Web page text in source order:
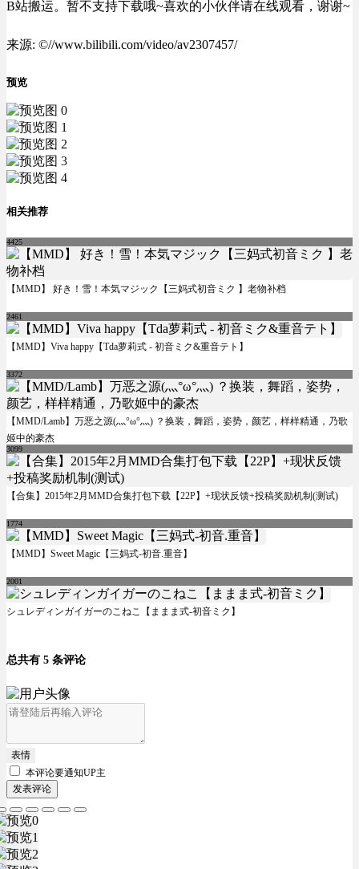
B站搬运。暂不支持下载哦~喜欢的小伙伴请在线观看，谢谢~
来源: ©//www.bilibili.com/video/av2307457/
预览
相关推荐
4425
【MMD】 好き！雪！本気マジック【三妈式初音ミク 】老物补档
2461
【MMD】Viva happy【Tda萝莉式 - 初音ミク&重音テト】
3372
【MMD/Lamb】万恶之源(灬°ω°灬) ？换装，舞蹈，姿势，颜艺，样样精通，乃歌
姬中的豪杰
3099
【合集】2015年2月MMD合集打包下载【22P】+现状反馈+投稿奖励机制(测试)
1774
【MMD】Sweet Magic【三妈式-初音.重音】
2001
シュレディンガイガーのこねこ【ままま式-初音ミク】
总共有 5 条评论
表情
本评论要通知UP主
发表评论